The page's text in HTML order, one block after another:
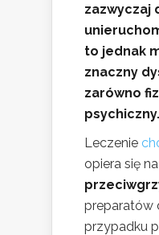
zazwyczaj
to jednak
znaczny
zarówno
psychiczny.
Leczenie
opiera się
preparatów
przypadku